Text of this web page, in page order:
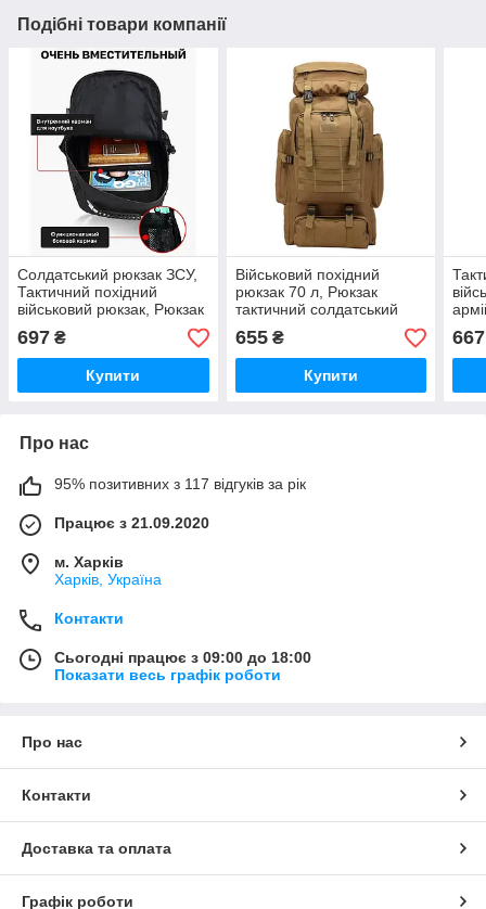
Подібні товари компанії
Солдатський рюкзак ЗСУ,
Тактичний похідний
військовий рюкзак, Рюкзак
для армії Армійський нато
IH-57
697 ₴
Купити
Військовий похідний
рюкзак 70 л, Рюкзак
тактичний солдатський
похідний Штумовий
військовий VJ-26
655₴
Купити
ЗСУ
BL-
667
Про нас
95% позитивних з 117 відгуків за рік
Працює з 21.09.2020
м. Харків
Харків, Україна
Контакти
Сьогодні працює з 09:00 до 18:00
Показати весь графік роботи
Про нас
Контакти
Доставка та оплата
Графік роботи